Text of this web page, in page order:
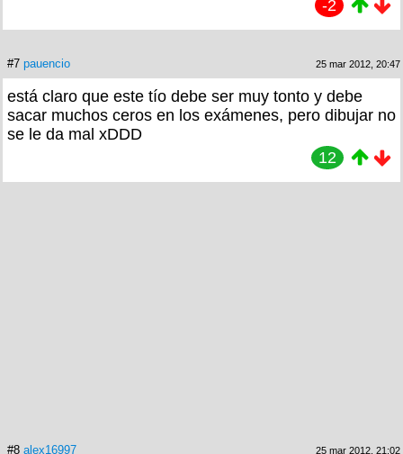
-2
#7 pauencio 25 mar 2012, 20:47
está claro que este tío debe ser muy tonto y debe
sacar muchos ceros en los exámenes, pero dibujar no
se le da mal xDDD
12
#8 alex16997 25 mar 2012, 21:02